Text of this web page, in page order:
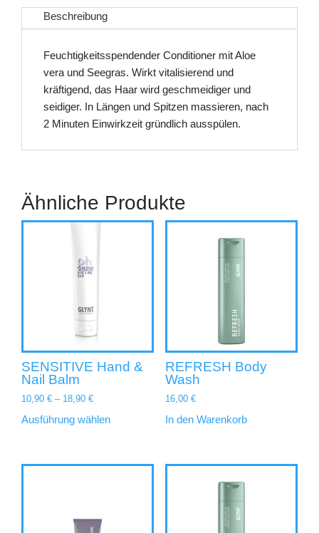
Beschreibung
Feuchtigkeitsspendender Conditioner mit Aloe
vera und Seegras. Wirkt vitalisierend und
kräftigend, das Haar wird geschmeidiger und
seidiger. In Längen und Spitzen massieren, nach
2 Minuten Einwirkzeit gründlich ausspülen.
Ähnliche Produkte
SENSITIVE Hand &
Nail Balm
10,90 € – 18,90 €
Ausführung wählen
REFRESH Body
Wash
16,00 €
In den Warenkorb